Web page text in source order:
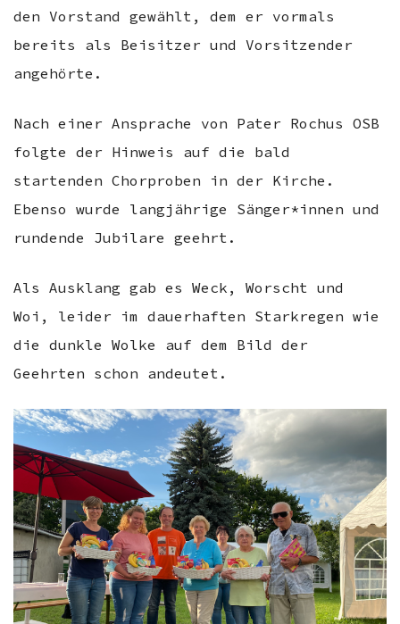
den Vorstand gewählt, dem er vormals
bereits als Beisitzer und Vorsitzender
angehörte.
Nach einer Ansprache von Pater Rochus OSB
folgte der Hinweis auf die bald
startenden Chorproben in der Kirche.
Ebenso wurde langjährige Sänger*innen und
rundende Jubilare geehrt.
Als Ausklang gab es Weck, Worscht und
Woi, leider im dauerhaften Starkregen wie
die dunkle Wolke auf dem Bild der
Geehrten schon andeutet.